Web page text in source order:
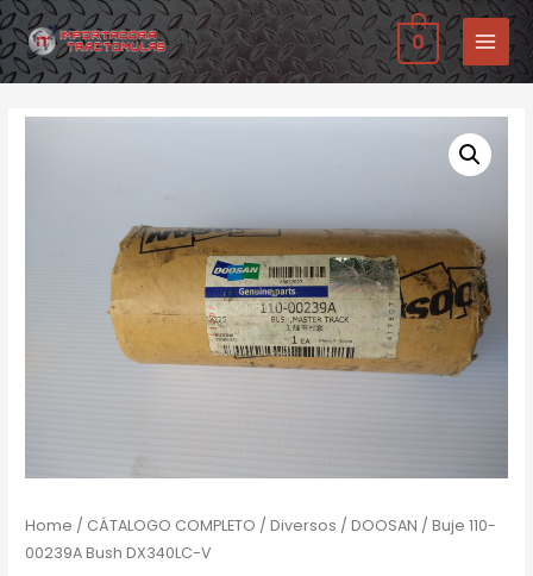
Ir
al
contenido
0
MAIN
Home / CÁTALOGO COMPLETO /Diversos /DOOSAN / Buje 110-
00239A Bush DX340LC-V